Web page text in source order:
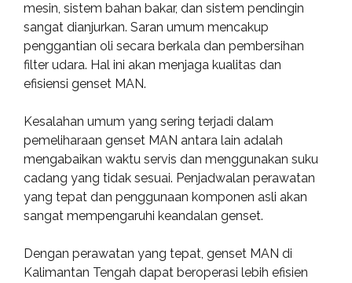
mesin, sistem bahan bakar, dan sistem pendingin
sangat dianjurkan. Saran umum mencakup
penggantian oli secara berkala dan pembersihan
filter udara. Hal ini akan menjaga kualitas dan
efisiensi genset MAN.
Kesalahan umum yang sering terjadi dalam
pemeliharaan genset MAN antara lain adalah
mengabaikan waktu servis dan menggunakan suku
cadang yang tidak sesuai. Penjadwalan perawatan
yang tepat dan penggunaan komponen asli akan
sangat mempengaruhi keandalan genset.
Dengan perawatan yang tepat, genset MAN di
Kalimantan Tengah dapat beroperasi lebih efisien